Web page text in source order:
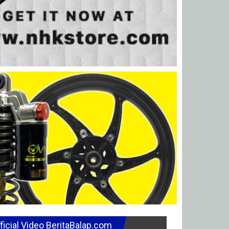
Video BeritaBalap.com